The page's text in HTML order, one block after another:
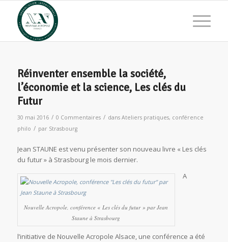
Réinventer ensemble la société,
l’économie et la science, Les clés du
Futur
30 mai 2016 / 0 Commentaires / dans Ateliers pratiques, conférence
philo / par Strasbourg
Jean STAUNE est venu présenter son nouveau livre « Les clés
du futur » à Strasbourg le mois dernier.
Nouvelle Acropole, conférence « Les clés du futur » par Jean
Staune à Strasbourg
A
l’initiative de Nouvelle Acropole Alsace, une conférence a été